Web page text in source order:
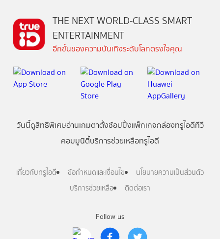
Follow us
THE NEXT WORLD-CLASS SMART
ENTERTAINMENT
อีกขั้นของความบันเทิงระดับโลกตรงใจคุณ
วันนี้ดูสิทธิพิเศษอ่านเกมตาตั้งช้อปปิ้งแพ็กเกจกล่องทรูไอดีทีวี
คอมมูนิตี้บริการช่วยเหลือทรูไอดี
เกี่ยวกับทรูไอดี ข้อกำหนดและเงื่อนไข
นโยบายความเป็นส่วนตัว
บริการช่วยเหลือ
ติดต่อเรา